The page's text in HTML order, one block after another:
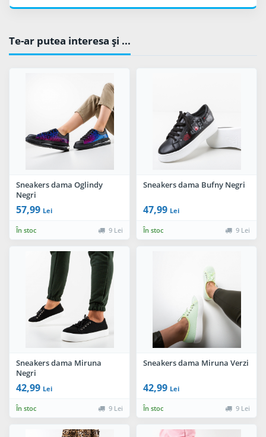
Te-ar putea interesa şi ...
Sneakers dama Oglindy
Negri
57,99 Lei
În stoc 9 Lei
Sneakers dama Bufny Negri
47,99 Lei
În stoc 9 Lei
Sneakers dama Miruna
Negri
42,99 Lei
În stoc 9 Lei
Sneakers dama Miruna Verzi
42,99 Lei
În stoc 9 Lei